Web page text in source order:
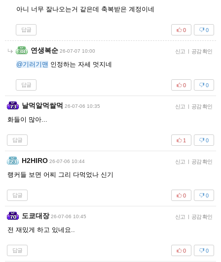
아니 너무 잘나오는거 같은데 축복받은 계정이네
답글 0
0
연생복순 26-07-07 10:00 신고 공감 확인
@기러기맨 인정하는 자세 멋지네
답글 0
0
날먹알먹쌀먹 26-07-06 10:35 신고 공감 확인
화들이 많아...
답글 0
1
H2HIRO 26-07-06 10:44 신고 공감 확인
랭커들 보면 어찌 그리 다먹었나 신기
답글 0
0
도쿄대장 26-07-06 10:45 신고 공감 확인
전 재밌게 하고 있네요..
답글 0
0